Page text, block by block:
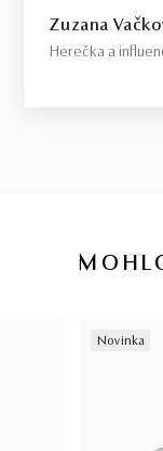
Zuzana
Herečka a
Novinka